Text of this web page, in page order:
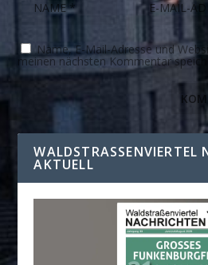
Name, E-Mail-Adresse und
meinen nächsten Kommentar
WALDSTRASSENVIERTEL
KTUELL